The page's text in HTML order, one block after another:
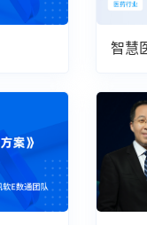
智慧